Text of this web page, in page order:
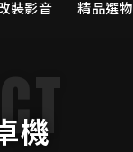
裝影音 精品選物
機